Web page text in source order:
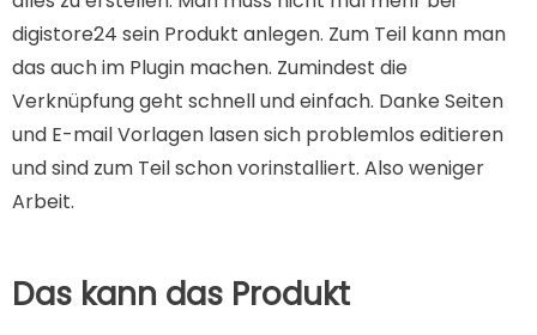
digistore24 sein Produkt anlegen. Zum Teil kann man
das auch im Plugin machen. Zumindest die
Verknüpfung geht schnell und einfach. Danke Seiten
und E-mail Vorlagen lasen sich problemlos editieren
und sind zum Teil schon vorinstalliert. Also weniger
Arbeit.
Das kann das Produkt